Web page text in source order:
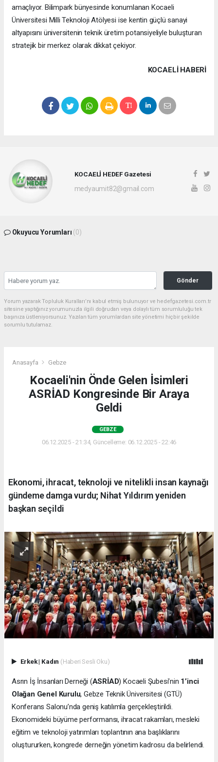
amaçlıyor. Bilimpark bünyesinde konumlanan Kocaeli
Üniversitesi Milli Teknoloji Atölyesi ise kentin güçlü sanayi
altyapısını üniversitenin teknik üretim potansiyeliyle buluşturan
stratejik bir merkez olarak dikkat çekiyor.
KOCAELI HABERİ
KOCAELİ HEDEF Gazetesi
medyaumit82@gmail.com
Okuyucu Yorumları (0)
Gönder
Yorum yazarak Topluluk Kuralları’nı kabul etmiş bulunuyor ve hedefgazetesi.com.tr
sitesine yaptığınız yorumunuzla ilgili doğrudan veya dolaylı tüm sorumluluğu tek
başınıza üstleniyorsunuz. Yazılan tüm yorumlardan site yönetimi hiçbir şekilde
sorumlu tutulamaz.
Anasayfa Gebze
Kocaeli'nin Önde Gelen İsimleri
ASRİAD Kongresinde Bir Araya
Geldi
GEBZE
06.12.2025 - 21:34, Güncelleme: 06.12.2025 - 22:46
Ekonomi, ihracat, teknoloji ve nitelikli insan kaynağı
gündeme damga vurdu; Nihat Yıldırım yeniden
başkan seçildi
Erkek| Kadın (Haberi Sesli Oku)
Asrın İş İnsanları Derneği (ASRİAD) Kocaeli Şubesi’nin 1’inci
Olağan Genel Kurulu, Gebze Teknik Üniversitesi (GTÜ)
Konferans Salonu’nda geniş katılımla gerçekleştirildi.
Ekonomideki büyüme performansı, ihracat rakamları, mesleki
eğitim ve teknoloji yatırımları toplantının ana başlıklarını
oluştururken, kongrede derneğin yönetim kadrosu da belirlendi.